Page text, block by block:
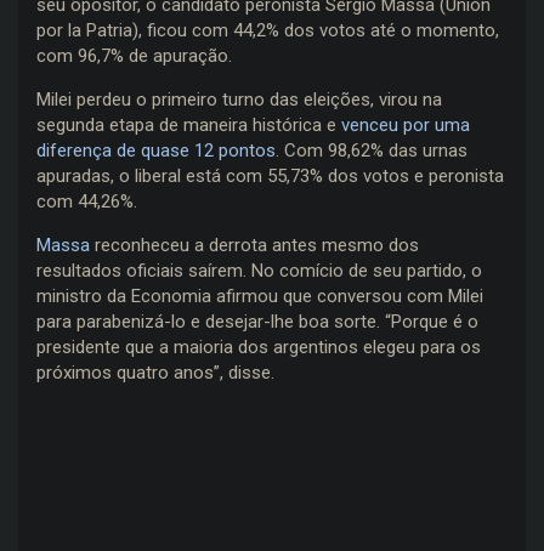
seu opositor, o candidato peronista Sergio Massa (Unión
por la Patria), ficou com 44,2% dos votos até o momento,
com 96,7% de apuração.
Milei perdeu o primeiro turno das eleições, virou na
segunda etapa de maneira histórica e venceu por uma
diferença de quase 12 pontos. Com 98,62% das urnas
apuradas, o liberal está com 55,73% dos votos e peronista
com 44,26%.
Massa reconheceu a derrota antes mesmo dos
resultados oficiais saírem. No comício de seu partido, o
ministro da Economia afirmou que conversou com Milei
para parabenizá-lo e desejar-lhe boa sorte. “Porque é o
presidente que a maioria dos argentinos elegeu para os
próximos quatro anos”, disse.